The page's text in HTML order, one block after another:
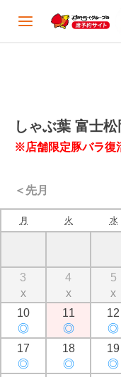
しゃぶ葉 富士
※店舗限定豚バラ復
＜先月
月 火 水
3
x
4
x
5
x
10
◎
11
◎
12
◎
17
◎
18
◎
19
◎